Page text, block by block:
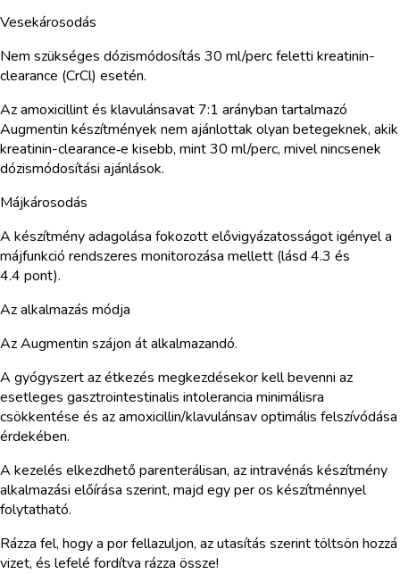
Vesekárosodás
Nem szükséges dózismódosítás 30 ml/perc feletti kreatinin-
clearance (CrCl) esetén.
Az amoxicillint és klavulánsavat 7:1 arányban tartalmazó
Augmentin készítmények nem ajánlottak olyan betegeknek, akik
kreatinin-clearance‑e kisebb, mint 30 ml/perc, mivel nincsenek
dózismódosítási ajánlások.
Májkárosodás
A készítmény adagolása fokozott elővigyázatosságot igényel a
májfunkció rendszeres monitorozása mellett (lásd 4.3 és
4.4 pont).
Az alkalmazás módja
Az Augmentin szájon át alkalmazandó.
A gyógyszert az étkezés megkezdésekor kell bevenni az
esetleges gasztrointestinalis intolerancia minimálisra
csökkentése és az amoxicillin/klavulánsav optimális felszívódása
érdekében.
A kezelés elkezdhető parenterálisan, az intravénás készítmény
alkalmazási előírása szerint, majd egy per os készítménnyel
folytatható.
Rázza fel, hogy a por fellazuljon, az utasítás szerint töltsön hozzá
vizet, és lefelé fordítva rázza össze!